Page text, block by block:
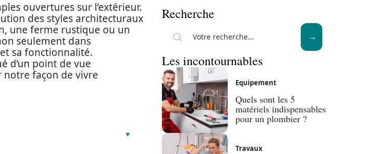
ouvertures sur l’extérieur.
des styles architecturaux
une ferme rustique ou un
seulement dans
sa fonctionnalité.
d’un point de vue
notre façon de vivre
Recherche
Les incontournables
Equipement
Quels sont les 5
matériels indispensables
pour un plombier ?
Travaux